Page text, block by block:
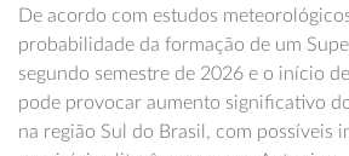
De acordo com estudos
probabilidade da formação de um
segundo semestre de 2026 e o início
pode provocar aumento significativo
na região Sul do Brasil, com possíveis